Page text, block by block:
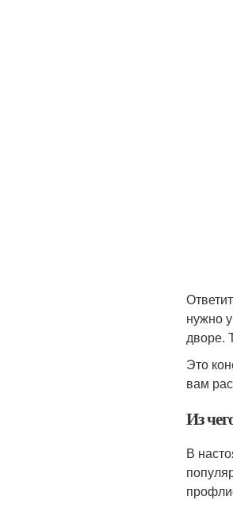
нужно
дворе.
Это
вам
Из
В